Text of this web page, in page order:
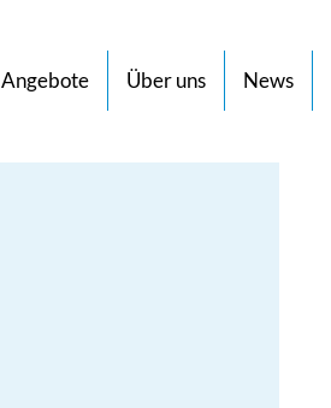
Angebote Über uns News